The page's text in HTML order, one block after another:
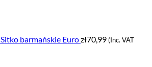
Sitko barmańskie Eurozł70,99(Inc. VAT